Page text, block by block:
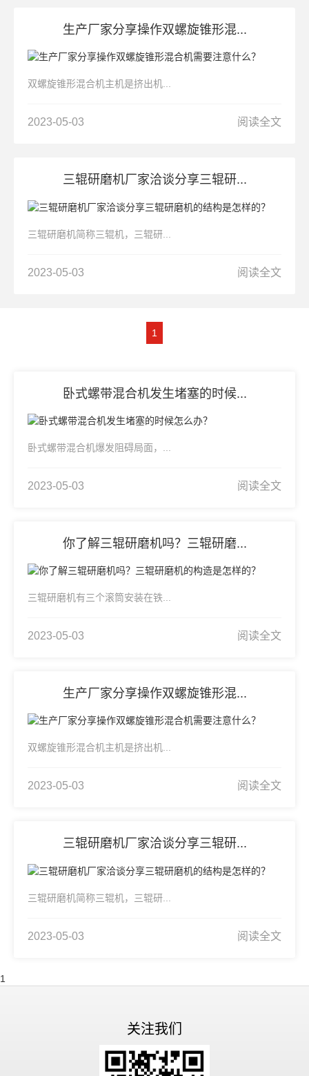
生产厂家分享操作双螺旋锥形混...
双螺旋锥形混合机主机是挤出机...
2023-05-03 阅读全文
三辊研磨机厂家洽谈分享三辊研...
三辊研磨机简称三辊机，三辊研...
2023-05-03 阅读全文
1
卧式螺带混合机发生堵塞的时候...
卧式螺带混合机爆发阻碍局面，...
2023-05-03 阅读全文
你了解三辊研磨机吗？三辊研磨...
三辊研磨机有三个滚筒安装在铁...
2023-05-03 阅读全文
生产厂家分享操作双螺旋锥形混...
双螺旋锥形混合机主机是挤出机...
2023-05-03 阅读全文
三辊研磨机厂家洽谈分享三辊研...
三辊研磨机简称三辊机，三辊研...
2023-05-03 阅读全文
1
关注我们